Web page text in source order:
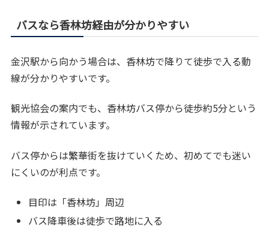
バスなら香林坊経由が分かりやすい
金沢駅から向かう場合は、香林坊で降りて徒歩で入る動
線が分かりやすいです。
観光協会の案内でも、香林坊バス停から徒歩約5分という
情報が示されています。
バス停からは繁華街を抜けていくため、初めてでも迷い
にくいのが利点です。
目印は「香林坊」周辺
バス降車後は徒歩で路地に入る